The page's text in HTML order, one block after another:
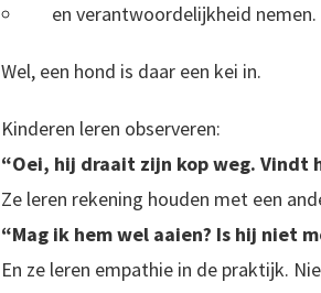
en verantwoordelijkheid nemen.
Wel, een hond is daar een kei in.
Kinderen leren observeren:
“Oei, hij draait zijn kop weg. Vindt
Ze leren rekening houden met een
“Mag ik hem wel aaien? Is hij niet
En ze leren empathie in de praktijk.